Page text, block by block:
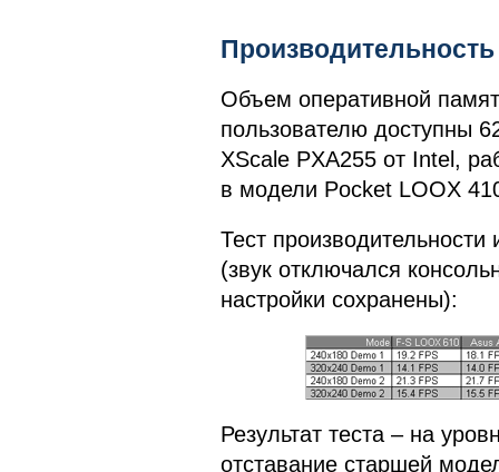
Производительность
Объем оперативной
пользователю доступны
XScale PXA255 от Intel,
в модели Pocket LOOX
Тест производительности
(звук отключался
настройки сохранены):
Результат теста – на
отставание старшей